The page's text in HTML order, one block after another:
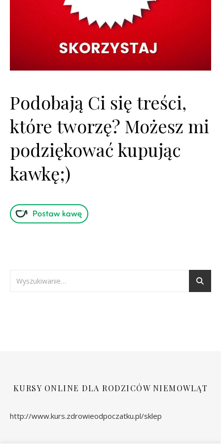
Podobają Ci się treści,
które tworzę? Możesz mi
podziękować kupując
kawkę;)
KURSY ONLINE DLA RODZICÓW NIEMOWLĄT
http://www.kurs.zdrowieodpoczatku.pl/sklep